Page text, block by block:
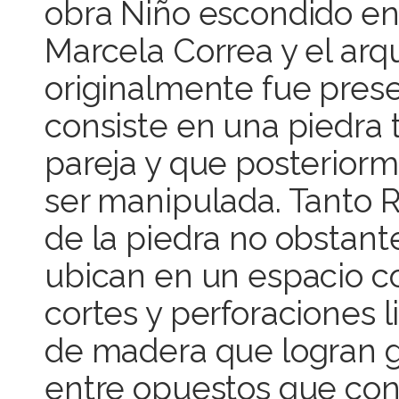
obra Niño escondido
Marcela Correa y el
originalmente fue
consiste en una piedra
pareja y que
ser manipulada. Tanto
de la piedra no
ubican en un espacio
cortes y perforaciones
de madera que logran
entre opuestos que